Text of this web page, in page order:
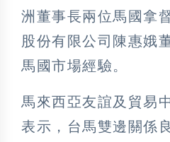
洲董事長兩位馬國拿
股份有限公司陳惠娥
馬國市場經驗。
馬來西亞友誼及貿易
表示，台馬雙邊關係